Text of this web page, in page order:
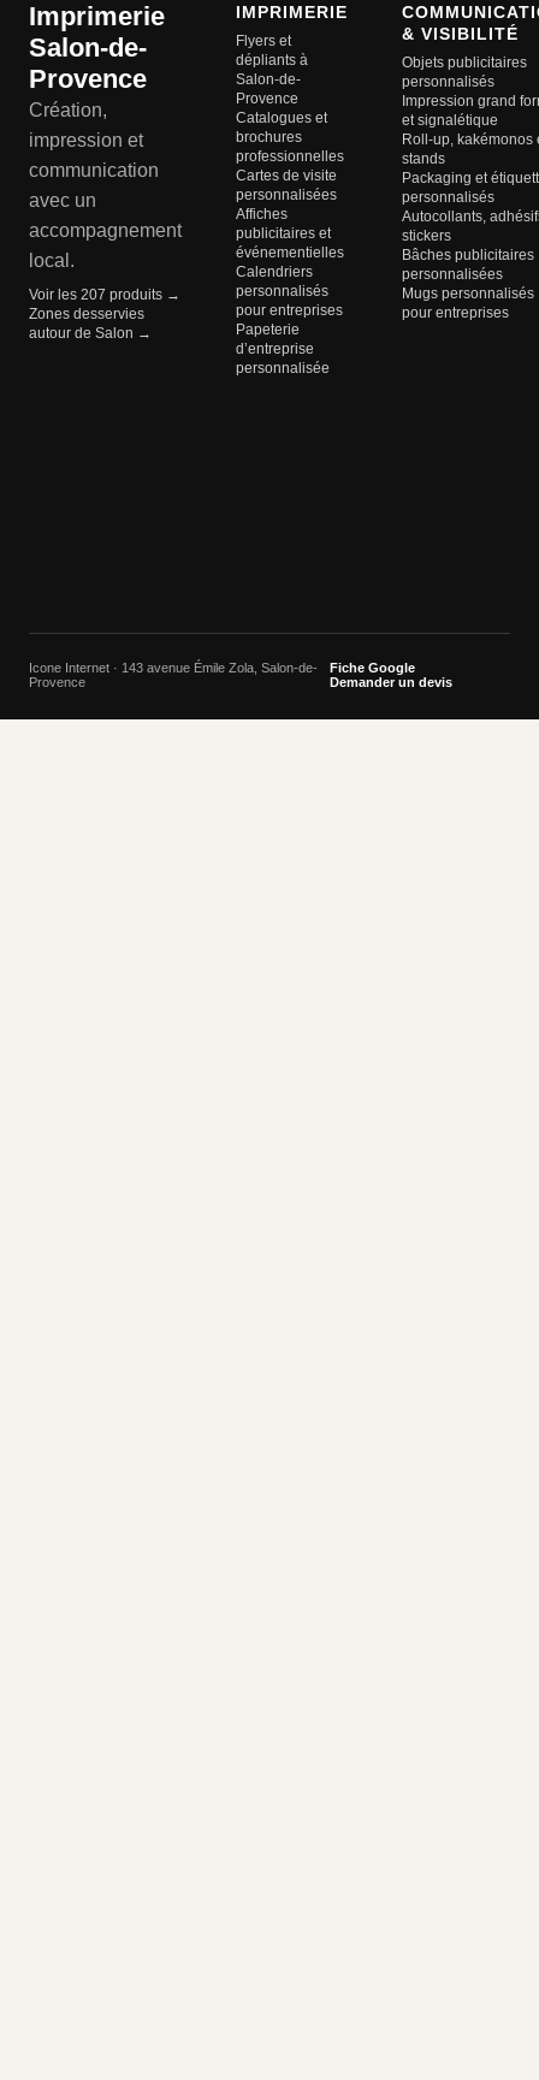
Imprimerie
Salon-de-
Provence
Création,
impression et
communication
avec un
accompagnement
local.
Voir les 207 produits →
Zones desservies
autour de Salon →
IMPRIMERIE
Flyers et
dépliants à
Salon-de-
Provence
Catalogues et
brochures
professionnelles
Cartes de visite
personnalisées
Affiches
publicitaires et
événementielles
Calendriers
personnalisés
pour entreprises
Papeterie
d’entreprise
personnalisée
& VISIBILITÉ
Objets publicitaires
personnalisés
Impression grand
et signalétique
Roll-up, kakémonos
stands
Packaging et
personnalisés
Autocollants,
stickers
Bâches publicitaires
personnalisées
Mugs personnalisés
pour entreprises
Icone Internet · 143 avenue Émile Zola, Salon-de-
Provence
Fiche Google
Demander un devis